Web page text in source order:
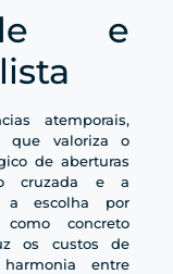
e
atemporais,
que valoriza o
de aberturas
cruzada e a
a escolha por
concreto
os custos de
entre